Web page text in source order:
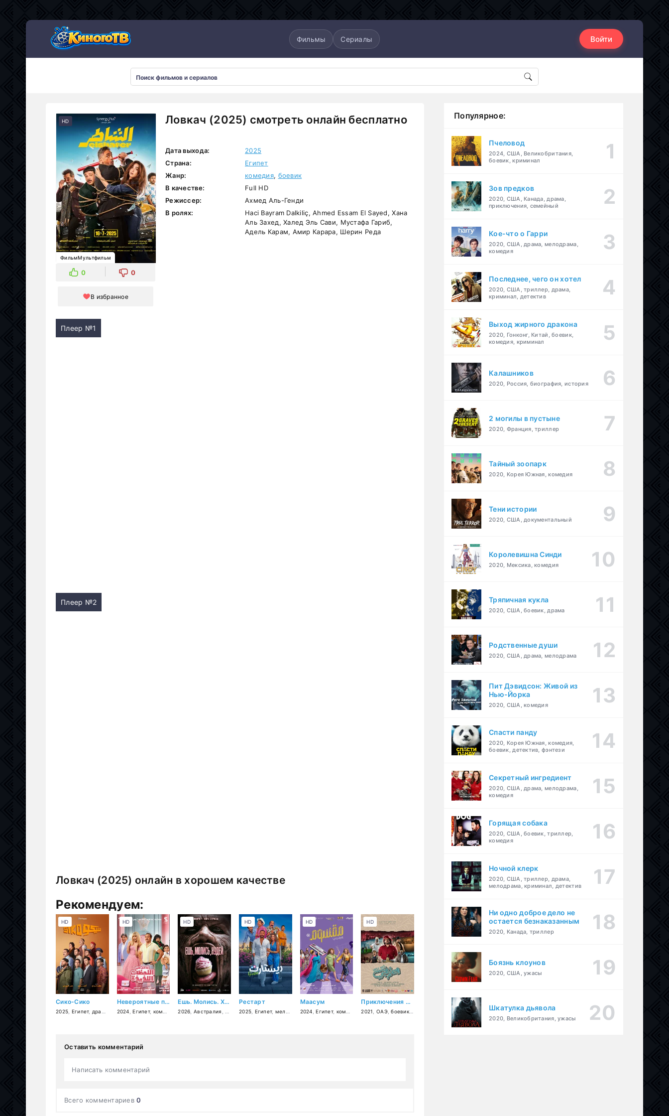
Фильмы Сериалы Войти
Ловкач (2025) смотреть онлайн бесплатно
HD
ФильмМультфильм
0 0
В избранное
Дата выхода:
2025
Страна:
Египет
Жанр:
комедия, боевик
В качестве:
Full HD
Режиссер:
Ахмед Аль-Генди
В ролях:
Haci Bayram Dalkiliç, Ahmed Essam El Sayed, Хана
Аль Захед, Халед Эль Сави, Мустафа Гариб,
Адель Карам, Амир Карара, Шерин Реда
Плеер №1
Плеер №2
Ловкач (2025) онлайн в хорошем качестве
Рекомендуем:
Сико-Сико
2025 Египет, драма комедия,криминал
HD
Невероятные приключения в параллельном мире
2024 ,Египет, комедия ,фэнтези,приключения
HD
Ешь. Молись. Худей
2026 Австралия ужасы,фантастика,драма
HD
Рестарт
2025 Египет, мелодрама ,комедия
HD
Маасум
2024 ,Египет, комедия ,музыка
HD
Приключения Наджи
2021 ОАЭ,боевик
HD
Оставить комментарий
Написать комментарий
Всего комментариев0
Популярное:
Пчеловод
2024, США, Великобритания,
боевик, криминал
Зов предков
2020, США, Канада, драма,
приключения, семейный
Кое-что о Гарри
2020, США, драма, мелодрама,
комедия
Последнее, чего он хотел
2020, США, триллер, драма,
криминал, детектив
Выход жирного дракона
2020, Гонконг, Китай, боевик,
комедия, криминал
Калашников
2020, Россия, биография, история
2 могилы в пустыне
2020, Франция, триллер
Тайный зоопарк
2020, Корея Южная, комедия
Тени истории
2020, США, документальный
Королевишна Синди
2020, Мексика, комедия
Тряпичная кукла
2020, США, боевик, драма
Родственные души
2020, США, драма, мелодрама
Пит Дэвидсон: Живой из
Нью-Йорка
2020, США, комедия
Спасти панду
2020, Корея Южная, комедия,
боевик, детектив, фэнтези
Секретный ингредиент
2020, США, драма, мелодрама,
комедия
Горящая собака
2020, США, боевик, триллер,
комедия
Ночной клерк
2020, США, триллер, драма,
мелодрама, криминал, детектив
Ни одно доброе дело не
остается безнаказанным
2020, Канада, триллер
Боязнь клоунов
2020, США, ужасы
Шкатулка дьявола
2020, Великобритания, ужасы